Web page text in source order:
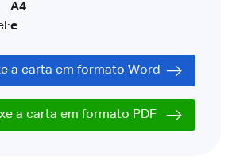
A4
e
a carta em formato Word
a carta em formato PDF